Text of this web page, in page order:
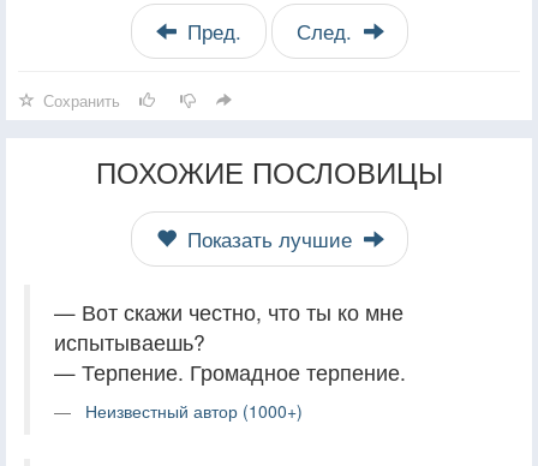
Пред. След.
Сохранить
ПОХОЖИЕ ПОСЛОВИЦЫ
Показать лучшие
— Вот скажи честно, что ты ко мне
испытываешь?
— Терпение. Громадное терпение.
Неизвестный автор (1000+)